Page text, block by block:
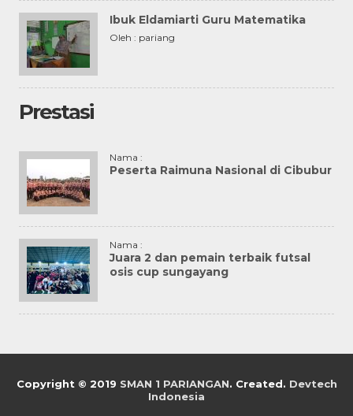
Ibuk Eldamiarti Guru Matematika
Oleh : pariang
Prestasi
Nama :
Peserta Raimuna Nasional di Cibubur
Nama :
Juara 2 dan pemain terbaik futsal
osis cup sungayang
Copyright © 2019 SMAN 1 PARIANGAN. Created. Devtech
Indonesia